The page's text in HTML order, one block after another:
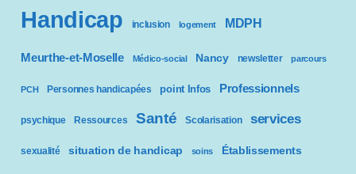
Handicap inclusion logement MDPH
Meurthe-et-Moselle Médico-social Nancy newsletter parcours
PCH Personnes handicapées point Infos Professionnels
psychique Ressources Santé Scolarisation services
sexualité situation de handicap soins Établissements